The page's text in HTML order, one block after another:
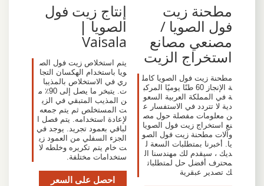
مطحنة زيت
فول الصويا /
مصنعي مصانع
استخراج الزيت
مطحنة زيت فول الصويا كامل
ة الإنجاز 60 طنًا يوميًا المركب
ة في المملكة العربية السعو
دية لا تتردد في الاستفسار ع
ن معلومات مفصلة حول مص
نع استخراج زيت فول الصويا
وآلات مطحنة زيت فول الصو
يا. أخبرنا بمتطلبات السعة ل
ديك ، سيقدم لك مهندسنا ال
محترف أفضل حل لمتطلبات
ك تصدير عبقرية
إنتاج زيت فول
الصويا |
Vaisala
يتم استخلاص زيت فول الص
ويا باستخدام الهكسان التجا
ري في الاستخلاص بالمذيبا
ت. يتبخر ما يصل إلى 90٪ م
ن المذيب المتبقي في الزي
ت المستخلص ثم يتم جمعه
لإعادة استخدامه. يتم فصل ا
لباقي بعمود تجريد. يوجد في
الجزء السفلي من العمود زي
ت خام يتم تكريره وخلطه لا
ستخدامات مختلفة.
احصل على السعر